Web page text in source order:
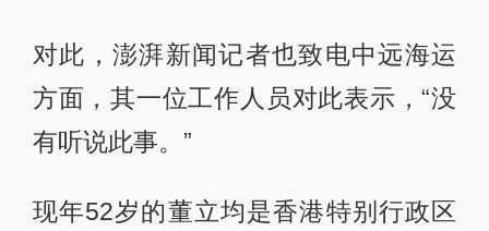
对此，澎湃新闻记者也致电中远海运
方面，其一位工作人员对此表示，“没
有听说此事。”
现年52岁的董立均是香港特别行政区